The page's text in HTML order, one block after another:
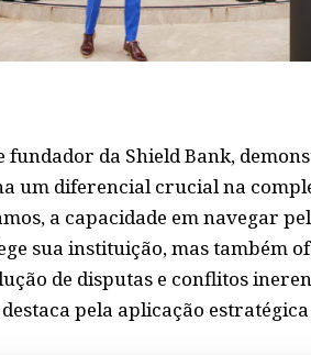
fundador da Shield Bank,
um diferencial crucial na
a capacidade em navegar
sua instituição, mas também
de disputas e conflitos
pela aplicação